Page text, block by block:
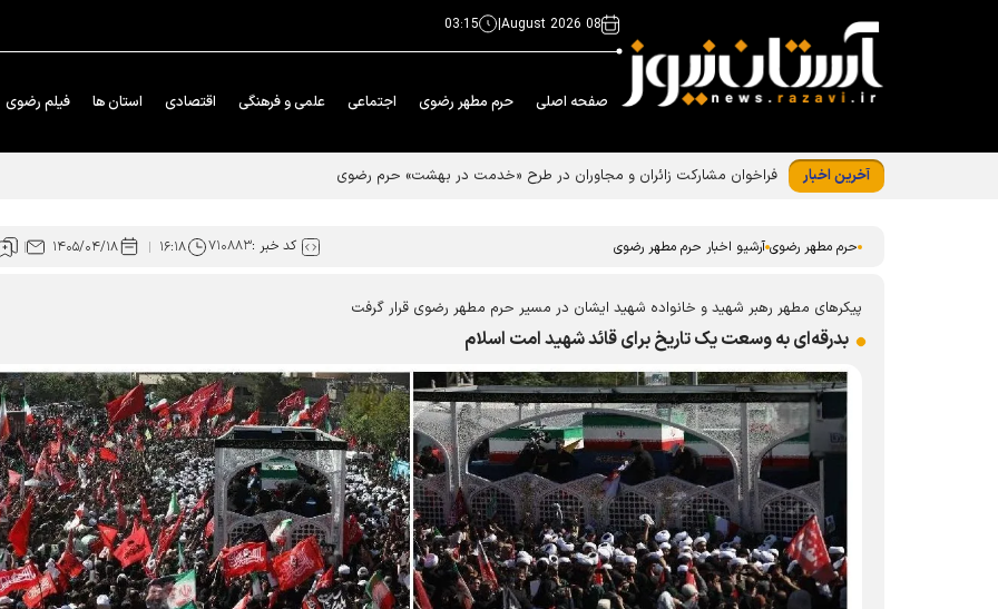
08 August 2026
|
03:15
صفحه اصلی حرم مطهر رضوی اجتماعی علمی و فرهنگی اقتصادی استان ها فیلم رضوی
آخرین اخبار فراخوان مشارکت زائران و مجاوران در طرح «خدمت در بهشت» حرم رضوی
حرم مطهر رضوی آرشیو اخبار حرم مطهر رضوی کد خبر :۷۱۰۸۸۳ ۱۶:۱۸ ۱۴۰۵/۰۴/۱۸
پیکر‌های مطهر رهبر شهید و خانواده شهید ایشان در مسیر حرم مطهر رضوی قرار گرفت
بدرقه‌ای به وسعت یک تاریخ برای قائد شهید امت اسلام